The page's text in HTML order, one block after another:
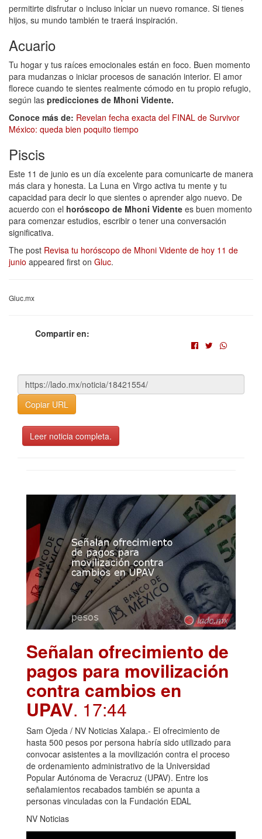
permitirte disfrutar o incluso iniciar un nuevo romance. Si tienes
hijos, su mundo también te traerá inspiración.
Acuario
Tu hogar y tus raíces emocionales están en foco. Buen momento
para mudanzas o iniciar procesos de sanación interior. El amor
florece cuando te sientes realmente cómodo en tu propio refugio,
según las predicciones de Mhoni Vidente.
Conoce más de: Revelan fecha exacta del FINAL de Survivor
México: queda bien poquito tiempo
Piscis
Este 11 de junio es un día excelente para comunicarte de manera
más clara y honesta. La Luna en Virgo activa tu mente y tu
capacidad para decir lo que sientes o aprender algo nuevo. De
acuerdo con el horóscopo de Mhoni Vidente es buen momento
para comenzar estudios, escribir o tener una conversación
significativa.
The post Revisa tu horóscopo de Mhoni Vidente de hoy 11 de
junio appeared first on Gluc.
Gluc.mx
Compartir en:
Copiar URL
Leer noticia completa.
Señalan ofrecimiento de
pagos para movilización
contra cambios en
UPAV. 17:44
Sam Ojeda / NV Noticias Xalapa.- El ofrecimiento de
hasta 500 pesos por persona habría sido utilizado para
convocar asistentes a la movilización contra el proceso
de ordenamiento administrativo de la Universidad
Popular Autónoma de Veracruz (UPAV). Entre los
señalamientos recabados también se apunta a
personas vinculadas con la Fundación EDAL
NV Noticias